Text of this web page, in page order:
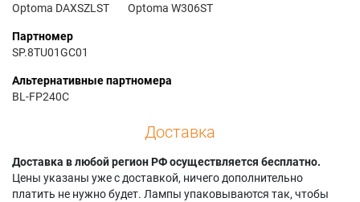
Optoma DAXSZLST
Optoma W306ST
Партномер
SP.8TU01GC01
Альтернативные партномера
BL-FP240C
Доставка
Доставка в любой регион РФ осуществляется бесплатно.
Цены указаны уже с доставкой, ничего дополнительно
платить не нужно будет. Лампы упаковываются так, чтобы